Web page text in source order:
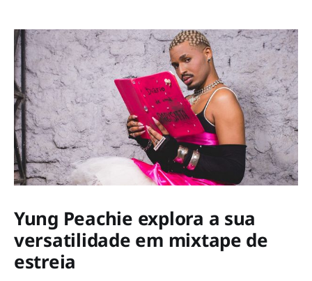
Yung Peachie explora a sua
versatilidade em mixtape de
estreia